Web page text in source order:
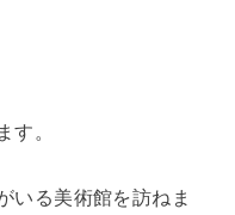
す。
いる美術館を訪ねま